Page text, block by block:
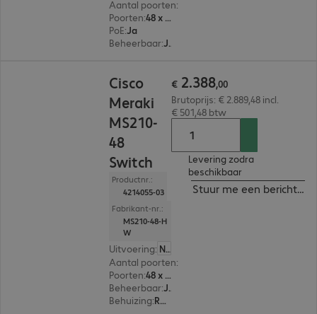
Aantal poorten:
Poorten:
48 x 10/100/1000 RJ45
PoE:Ja
Beheerbaar: Ja
Cisco
Meraki
MS210-
48
Switch
Productnr.:
4214055-03
Fabrikant-nr.:
MS210-48-H
W
Uitvoering:
Nederland
Aantal poorten:
Poorten:
48 x 10/100/1000 RJ45
Beheerbaar: Ja
Behuizing: Rackmount
€ 2.388,00
Brutoprijs: € 2.889,48 incl.
€ 501,48 btw
Levering zodra
beschikbaar
Stuur me een bericht